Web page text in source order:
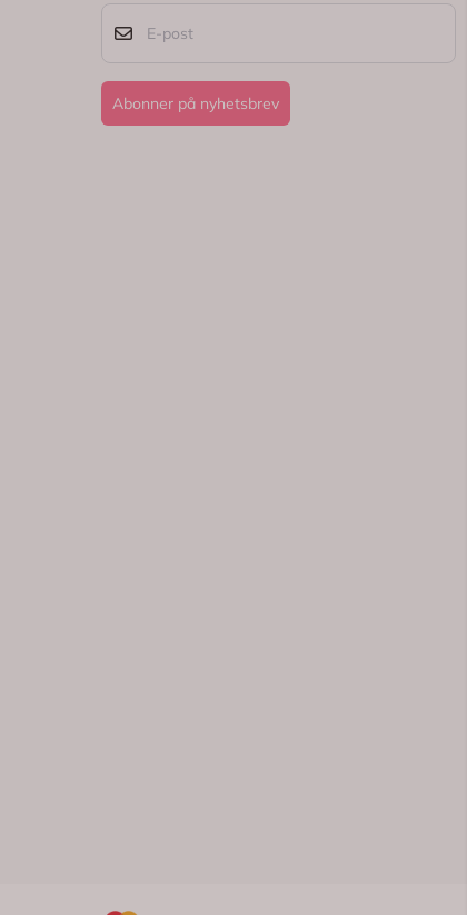
Abonner på nyhetsbrev